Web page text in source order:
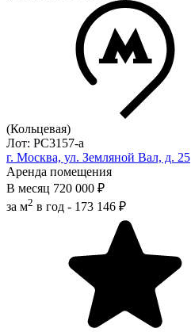
(Кольцевая)
Лот: РС3157-a
г. Москва, ул. Земляной Вал, д. 25
Аренда помещения
В месяц 720 000 ₽
за м2 в год - 173 146 ₽